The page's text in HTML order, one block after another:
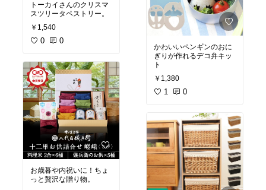
トーカイさんのクリスマ
スツリータペストリー。
￥1,540
0 0
お歳暮や内祝いに！ちょ
っと贅沢な贈り物。
かわいいペンギンのおに
ぎりが作れるデコ弁キッ
ト
￥1,380
1 0